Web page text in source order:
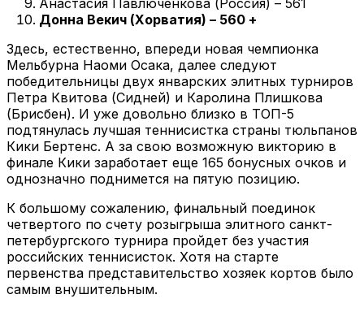
Донна Векич (Хорватия) – 560 +
Здесь, естественно, впереди новая чемпионка
Мельбурна Наоми Осака, далее следуют
победительницы двух январских элитных турниров
Петра Квитова (Сидней) и Каролина Плишкова
(Брисбен). И уже довольно близко в ТОП-5
подтянулась лучшая теннисистка страны тюльпанов
Кики Бертенс. А за свою возможную викторию в
финале Кики заработает еще 165 бонусных очков и
однозначно поднимется на пятую позицию.
К большому сожалению, финальный поединок
четвертого по счету розыгрыша элитного санкт-
петербургского турнира пройдет без участия
российских теннисисток. Хотя на старте
первенства представительство хозяек кортов было
самым внушительным.